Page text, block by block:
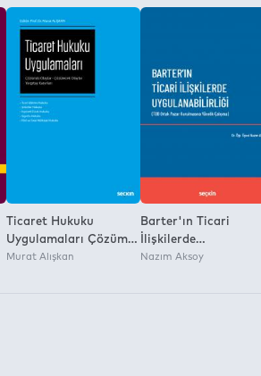
Ticaret Hukuku
Uygulamaları Çözümlü
Olaylar – Çözülecek
Murat Alışkan
Barter'ın Ticari
İlişkilerde
Uygulanabilirliği (Tdb
Nazım Aksoy